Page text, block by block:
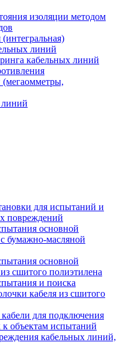
изоляции методом
линий
кабельных линий
(мегаомметры,
для испытаний и
повреждений
основной
бумажно-масляной
основной
сшитого полиэтилена
и поиска
кабеля из сшитого
для подключения
объектам испытаний
кабельных линий,